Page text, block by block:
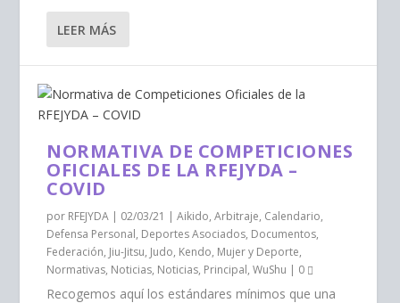
LEER MÁS
NORMATIVA DE COMPETICIONES
OFICIALES DE LA RFEJYDA –
COVID
por RFEJYDA | 02/03/21 |Aikido,Arbitraje, Calendario,
Defensa Personal, Deportes Asociados, Documentos,
Federación, Jiu-Jitsu, Judo, Kendo, Mujer y Deporte,
Normativas, Noticias, Noticias, Principal,WuShu | 0
Recogemos aquí los estándares mínimos que una